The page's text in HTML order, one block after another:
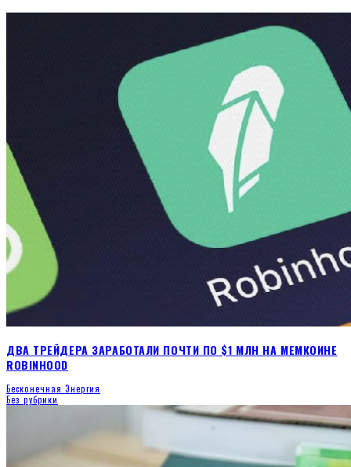
ДВА ТРЕЙДЕРА ЗАРАБОТАЛИ ПОЧТИ ПО $1 МЛН НА МЕМКОИНЕ
ROBINHOOD
Бесконечная Энергия
Без рубрики